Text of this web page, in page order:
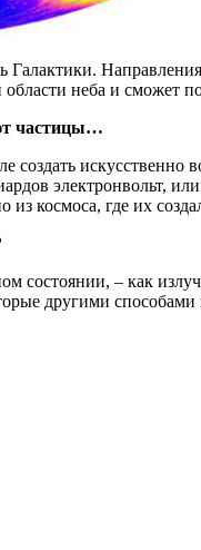
Галактики.
области неба и сможет
частицы…
создать
электронвольт,
космоса, где их
состоянии, – как
другими